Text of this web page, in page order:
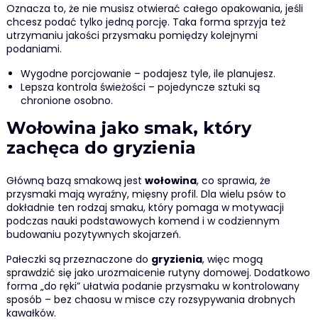
Oznacza to, że nie musisz otwierać całego opakowania, jeśli
chcesz podać tylko jedną porcję. Taka forma sprzyja też
utrzymaniu jakości przysmaku pomiędzy kolejnymi
podaniami.
Wygodne porcjowanie – podajesz tyle, ile planujesz.
Lepsza kontrola świeżości – pojedyncze sztuki są
chronione osobno.
Wołowina jako smak, który
zachęca do gryzienia
Główną bazą smakową jest wołowina, co sprawia, że
przysmaki mają wyraźny, mięsny profil. Dla wielu psów to
dokładnie ten rodzaj smaku, który pomaga w motywacji
podczas nauki podstawowych komend i w codziennym
budowaniu pozytywnych skojarzeń.
Pałeczki są przeznaczone do gryzienia, więc mogą
sprawdzić się jako urozmaicenie rutyny domowej. Dodatkowo
forma „do ręki” ułatwia podanie przysmaku w kontrolowany
sposób – bez chaosu w misce czy rozsypywania drobnych
kawałków.